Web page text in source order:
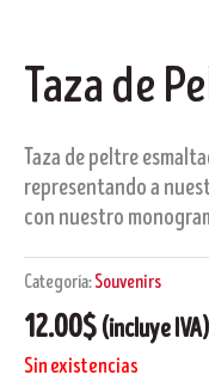
Taza de
Taza de peltre
representando a
con nuestro
Categoría:Souvenirs
12.00$(incluye IVA)
Sin existencias